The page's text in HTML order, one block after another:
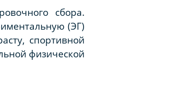
сбора.
(ЭГ)
спортивной
физической